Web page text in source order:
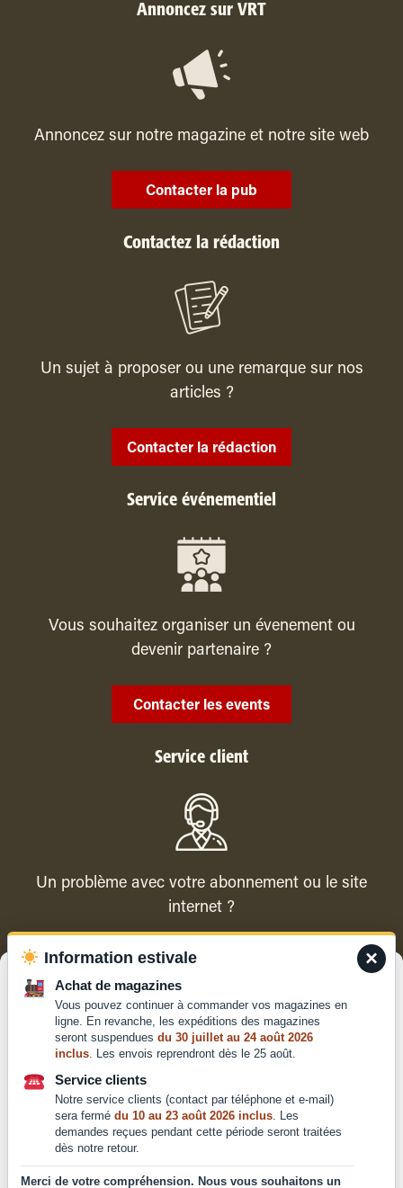
Pour offrir les meilleures expériences, nous utilisons des technologies
telles que les cookies pour stocker et/ou accéder aux informations des
appareils. Le fait de consentir à ces technologies nous permettra de
traiter des données telles que le comportement de navigation ou les ID
uniques sur ce site. Le fait de ne pas consentir ou de retirer son
consentement peut avoir un effet négatif sur certaines caractéristiques
et fonctions.
Accepter
Annoncez sur VRT
Annoncez sur notre magazine et notre site web
Contacter la pub
Contactez la rédaction
Un sujet à proposer ou une remarque sur nos
articles ?
Contacter la rédaction
Service événementiel
Vous souhaitez organiser un évenement ou
devenir partenaire ?
Contacter les events
Service client
Un problème avec votre abonnement ou le site
internet ?
Contacter le service client
Mentions légales
Conditions générales de
vente et d'utilisation
confidentialité
×
Information estivale
Achat de magazines
Vous pouvez continuer à commander vos magazines en
ligne. En revanche, les expéditions des magazines
seront suspendues du 30 juillet au 24 août 2026
inclus. Les envois reprendront dès le 25 août.
Service clients
Notre service clients (contact par téléphone et e-mail)
sera fermé du 10 au 23 août 2026 inclus. Les
demandes reçues pendant cette période seront traitées
dès notre retour.
Merci de votre compréhension. Nous vous souhaitons un